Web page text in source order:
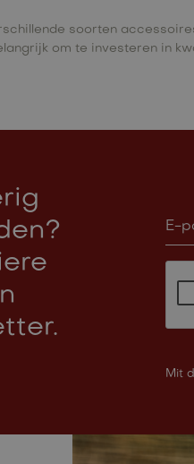
soorten
om te investeren in
Mit